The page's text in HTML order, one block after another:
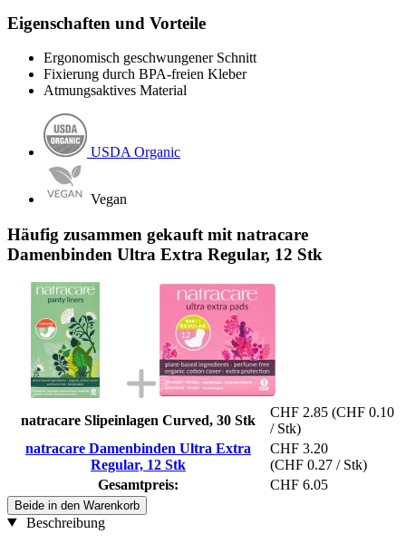
Eigenschaften und Vorteile
Ergonomisch geschwungener Schnitt
Fixierung durch BPA-freien Kleber
Atmungsaktives Material
USDA Organic
Vegan
Häufig zusammen gekauft mit natracare
Damenbinden Ultra Extra Regular, 12 Stk
natracare Slipeinlagen Curved, 30 Stk
CHF 2.85 (CHF 0.10
/ Stk)
natracare Damenbinden Ultra Extra
Regular, 12 Stk
CHF 3.20
(CHF 0.27 / Stk)
Gesamtpreis:
CHF 6.05
Beide in den Warenkorb
Beschreibung